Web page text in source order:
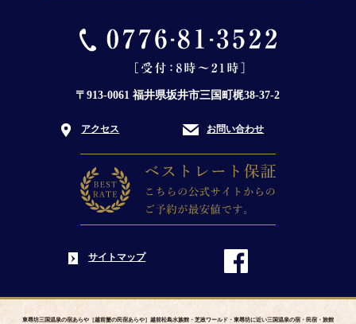
〒913-0061 福井県坂井市三国町梶38-37-2
アクセス お問い合わせ
サイトマップ
東尋坊三国温泉の宿あらや［越前蟹の民宿あらや］越前松島水族館・芝政ワールド・東尋坊に近い三国温泉の宿・民宿・旅館